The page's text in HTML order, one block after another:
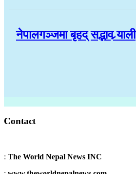
नेपालगञ्जमा बृहद् सद्भाव र्‍याली
Contact
: The World Nepal News INC